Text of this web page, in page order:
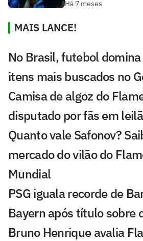
Há 7 meses
MAIS LANCE!
No Brasil, futebol
itens mais buscados no
Camisa de algoz do
disputado por fãs em
Quanto vale Safonov?
mercado do vilão do
Mundial
PSG iguala recorde de
Bayern após título sobre
Bruno Henrique avalia